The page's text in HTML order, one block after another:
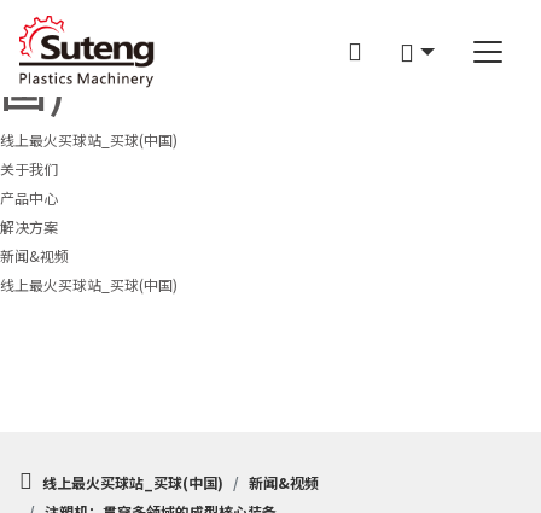
线上最火买球站_买球(中
国)
线上最火买球站_买球(中国)
关于我们
企业介绍
线上最火买球站_买球(中国)
服务&支持
产品中心
SM-II系列
高效果框专用机
制笔专用注塑成型机
解决方案
光学领域
制笔领域
新闻&视频
企业新闻
线上最火买球站_买球(中国)
线上最火买球站_买球(中国)
新闻&视频